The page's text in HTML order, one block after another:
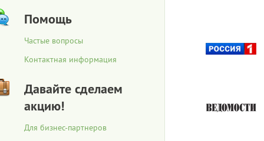
Помощь
Частые вопросы
Контактная информация
Давайте сделаем
акцию!
Для бизнес-партнеров